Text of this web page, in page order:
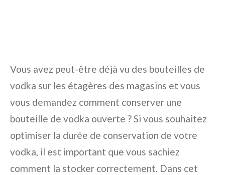
Vous avez peut-être déjà vu des bouteilles de
vodka sur les étagères des magasins et vous
vous demandez comment conserver une
bouteille de vodka ouverte ? Si vous souhaitez
optimiser la durée de conservation de votre
vodka, il est important que vous sachiez
comment la stocker correctement. Dans cet